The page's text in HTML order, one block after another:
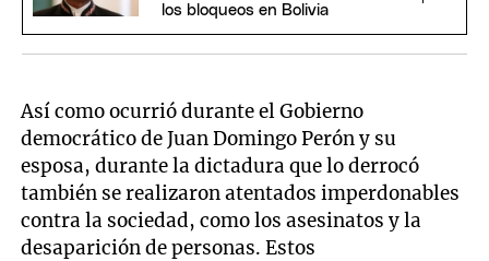
los bloqueos en Bolivia
Así como ocurrió durante el Gobierno
democrático de Juan Domingo Perón y su
esposa, durante la dictadura que lo derrocó
también se realizaron atentados imperdonables
contra la sociedad, como los asesinatos y la
desaparición de personas. Estos